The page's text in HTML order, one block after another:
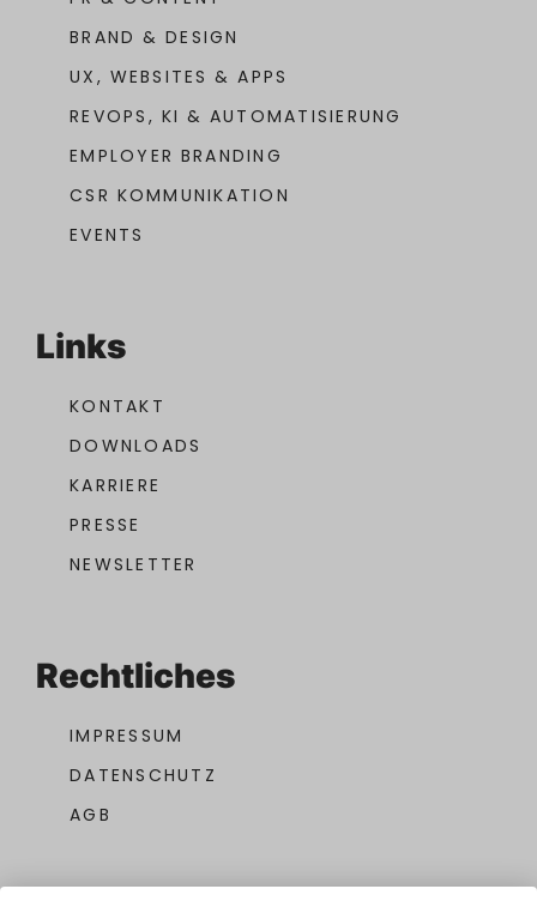
BRAND & DESIGN
UX, WEBSITES & APPS
REVOPS, KI & AUTOMATISIERUNG
EMPLOYER BRANDING
CSR KOMMUNIKATION
EVENTS
Links
KONTAKT
DOWNLOADS
KARRIERE
PRESSE
NEWSLETTER
Rechtliches
IMPRESSUM
DATENSCHUTZ
AGB